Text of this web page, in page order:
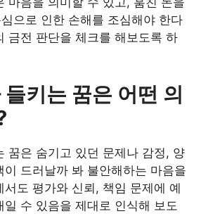
으로 인한 손해를 조심해야 한다
금전 판단을 체크를 해보도록 하
키는 꿈은 어떤 의
꿈은 숨기고 있던 문제나 감정, 양
이 드러날까 봐 불안해하는 마음을
서도 평가와 신뢰, 책임 문제에 예
일 수 있음을 제대로 인식해 보도